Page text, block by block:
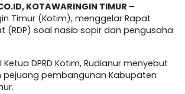
KOTAWARINGIN TIMUR –
Timur (Kotim), menggelar Rapat
(RDP) soal nasib sopir dan pengusaha
Ketua DPRD Kotim, Rudianur menyebut
pejuang pembangunan Kabupaten